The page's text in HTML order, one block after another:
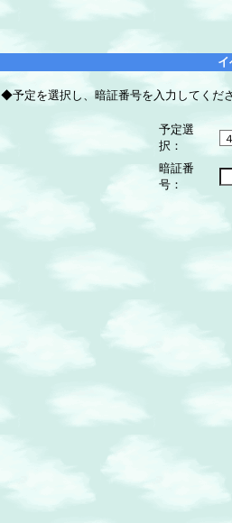
◆予定を選択し、暗証番号を入力してくだ
予定選
択：
暗証番
号：